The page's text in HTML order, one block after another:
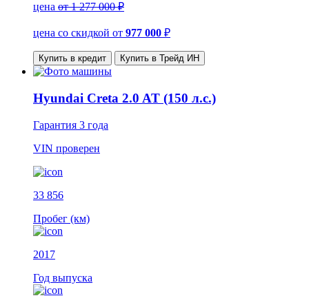
цена от 1 277 000 ₽
цена со скидкой от 977 000 ₽
Купить в кредит Купить в Трейд ИН
Hyundai Creta 2.0 AT (150 л.с.)
Гарантия 3 года
VIN проверен
33 856
Пробег (км)
2017
Год выпуска